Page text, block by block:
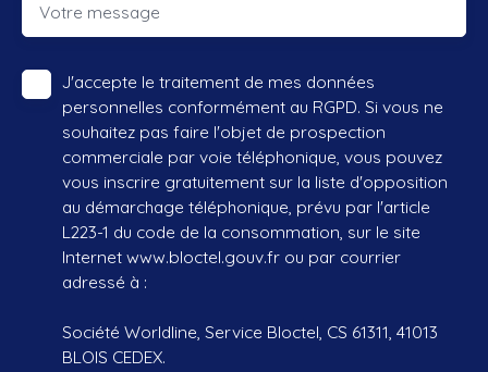
Votre message
J'accepte le traitement de mes données
personnelles conformément au RGPD. Si vous ne
souhaitez pas faire l'objet de prospection
commerciale par voie téléphonique, vous pouvez
vous inscrire gratuitement sur la liste d'opposition
au démarchage téléphonique, prévu par l'article
L223-1 du code de la consommation, sur le site
Internet www.bloctel.gouv.fr ou par courrier
adressé à :
Société Worldline, Service Bloctel, CS 61311, 41013
BLOIS CEDEX.